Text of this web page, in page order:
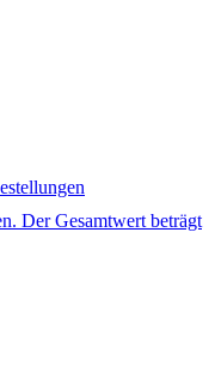
Der Gesamtwert beträgt